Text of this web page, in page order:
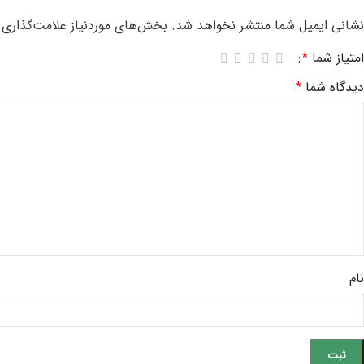
نشانی ایمیل شما منتشر نخواهد شد. بخش‌های موردنیاز
امتیاز شما *
دیدگاه شما *
نام